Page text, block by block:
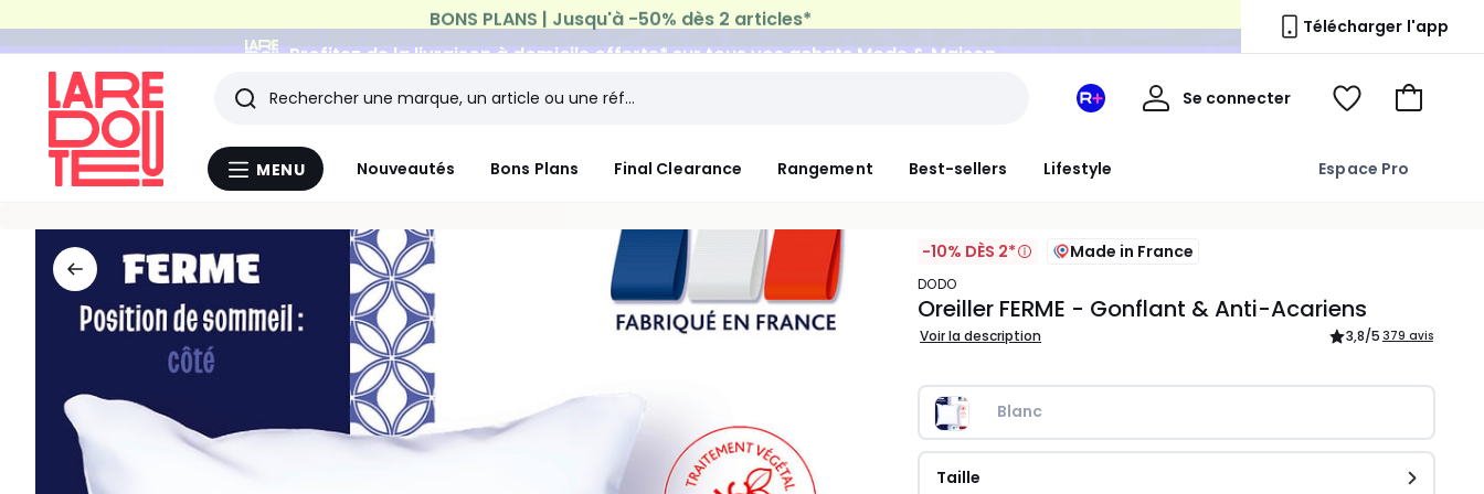
Profitez de la livraison à domicile offerte*sur tous vos achats Mode & Maison Télécharger l'app
Menu
MENU Nouveautés Bons Plans Final Clearance Rangement Best-sellers Lifestyle Espace Pro
Rechercher
Les
derniers
articles
consultés
Mon
Redoute
Se connecter
Mon
Voir
Aller
-10% DÈS 2* Made in France
DODO
Oreiller FERME - Gonflant & Anti-Acariens
Voir la description 3,8/5 379 avis
Blanc
Taille